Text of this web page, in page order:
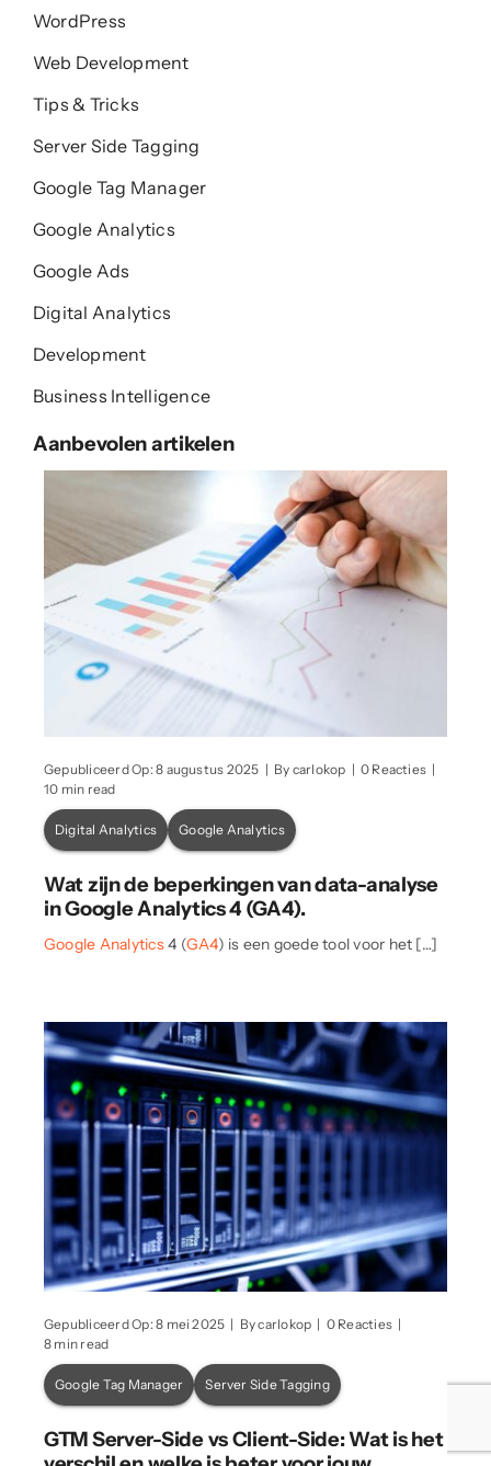
WordPress
Web Development
Tips & Tricks
Server Side Tagging
Google Tag Manager
Google Analytics
Google Ads
Digital Analytics
Development
Business Intelligence
Aanbevolen artikelen
Gepubliceerd Op: 8 augustus 2025 | By carlokop | 0 Reacties on
analyse
4
|
10 min read
Digital Analytics Google Analytics
Wat zijn de beperkingen van data-analyse
in Google Analytics 4 (GA4).
Google Analytics4 (GA4) is een goede tool voor het […]
Gepubliceerd Op: 8 mei 2025 | Bycarlokop | 0 Reacties on
Wat
|
8 min read
Google Tag Manager Server Side Tagging
GTM Server-Side vs Client-Side: Wat is het